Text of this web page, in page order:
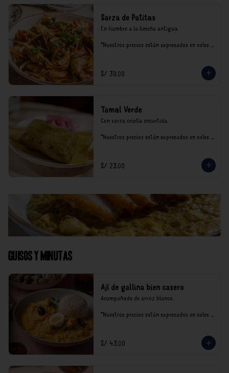
Sarza de Patitas
En fiambre a la limeña antigua.
*Nuestros precios están expresados en soles e
S/ 39.00
Tamal Verde
Con sarza criolla encurtida.
*Nuestros precios están expresados en soles e
S/ 23.00
Guisos y Minutas
Ají de gallina bien casero
Acompañado de arroz blanco.
*Nuestros precios están expresados en soles e
S/ 43.00